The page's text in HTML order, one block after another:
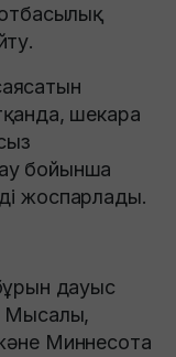
шекара
бойынша
жоспарлады.
дауыс
Мысалы,
Миннесота